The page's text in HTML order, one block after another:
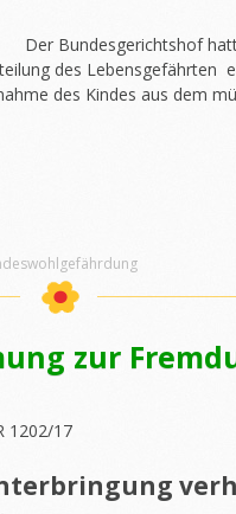
Der Bundesgerichtshof
des Lebensgefährten
des Kindes aus dem
zur
1202/17